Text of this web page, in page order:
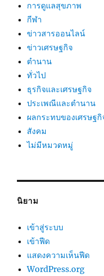
การดูแลสุขภาพ
กีฬา
ข่าวสารออนไลน์
ข่าวเศรษฐกิจ
ตำนาน
ทั่วไป
ธุรกิจและเศรษฐกิจ
ประเพณีและตำนาน
ผลกระทบของเศรษฐกิ
สังคม
ไม่มีหมวดหมู่
นิยาม
เข้าสู่ระบบ
เข้าฟีด
แสดงความเห็นฟีด
WordPress.org